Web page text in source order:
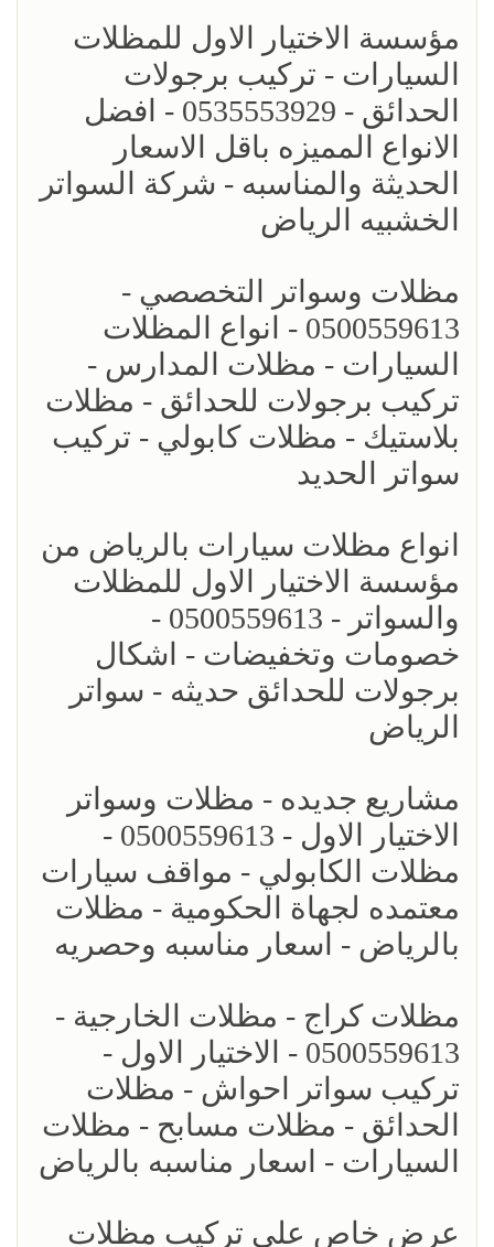
مؤسسة الاختيار الاول للمظلات
السيارات - تركيب برجولات
الحدائق - 0535553929 - افضل
الانواع المميزه باقل الاسعار
الحديثة والمناسبه - شركة السواتر
الخشبيه الرياض
مظلات وسواتر التخصصي -
0500559613 - انواع المظلات
السيارات - مظلات المدارس -
تركيب برجولات للحدائق - مظلات
بلاستيك - مظلات كابولي - تركيب
سواتر الحديد
انواع مظلات سيارات بالرياض من
مؤسسة الاختيار الاول للمظلات
والسواتر - 0500559613 -
خصومات وتخفيضات - اشكال
برجولات للحدائق حديثه - سواتر
الرياض
مشاريع جديده - مظلات وسواتر
الاختيار الاول - 0500559613 -
مظلات الكابولي - مواقف سيارات
معتمده لجهاة الحكومية - مظلات
بالرياض - اسعار مناسبه وحصريه
مظلات كراج - مظلات الخارجية -
0500559613 - الاختيار الاول -
تركيب سواتر احواش - مظلات
الحدائق - مظلات مسابح - مظلات
السيارات - اسعار مناسبه بالرياض
عرض خاص على تركيب مظلات